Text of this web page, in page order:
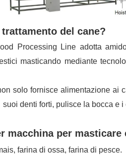
del cane?
Processing Line adotta
masticando mediante
solo fornisce alimentazione ai
denti forti, pulisce la bocca e
macchina per masticare
farina di ossa, farina di pesce.